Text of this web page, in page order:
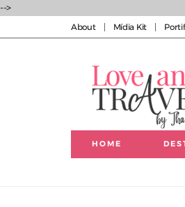
-->
About Mídia Kit
HOME